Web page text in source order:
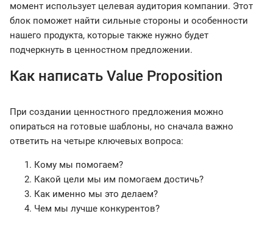
момент использует целевая аудитория компании. Этот
блок поможет найти сильные стороны и особенности
нашего продукта, которые также нужно будет
подчеркнуть в ценностном предложении.
Как написать Value Proposition
При создании ценностного предложения можно
опираться на готовые шаблоны, но сначала важно
ответить на четыре ключевых вопроса:
Кому мы помогаем?
Какой цели мы им помогаем достичь?
Как именно мы это делаем?
Чем мы лучше конкурентов?